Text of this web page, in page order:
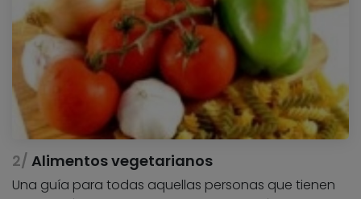
Alimentos vegetarianos
Una guía para todas aquellas personas que tienen